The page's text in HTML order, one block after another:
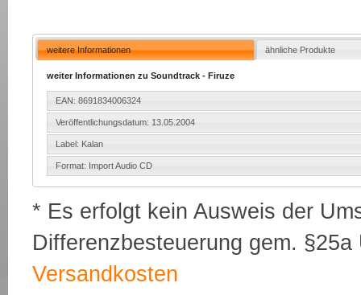
weitere Informationen ähnliche Produkte
weiter Informationen zu Soundtrack - Firuze
EAN: 8691834006324
Veröffentlichungsdatum: 13.05.2004
Label: Kalan
Format: Import Audio CD
* Es erfolgt kein Ausweis der
Differenzbesteuerung gem.
Versandkosten